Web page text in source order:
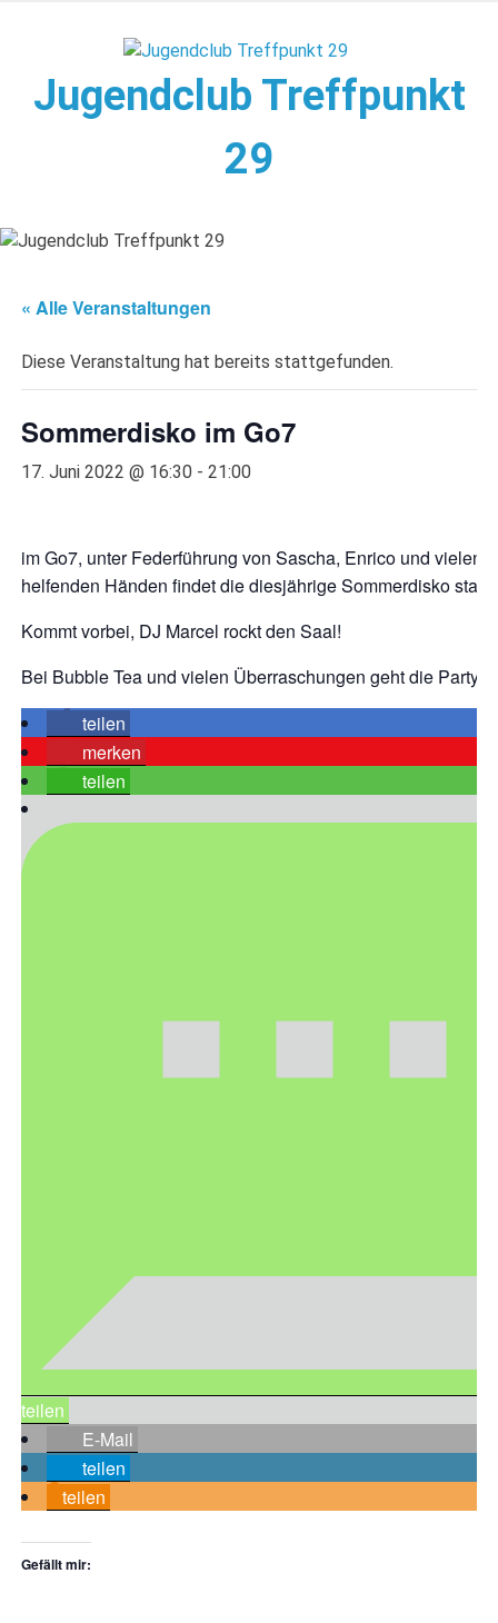
Jugendclub Treffpunkt
29
« Alle Veranstaltungen
Diese Veranstaltung hat bereits stattgefunden.
Sommerdisko im Go7
17. Juni 2022 @ 16:30 -21:00
im Go7, unter Federführung von Sascha, Enrico und vielen
helfenden Händen findet die diesjährige Sommerdisko statt!
Kommt vorbei, DJ Marcel rockt den Saal!
Bei Bubble Tea und vielen Überraschungen geht die Party
teilen
merken
teilen
teilen
E-Mail
teilen
teilen
Gefällt mir: